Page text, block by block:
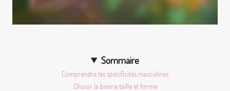
Sommaire
Comprendre les spécificités masculines
Choisir la bonne taille et forme